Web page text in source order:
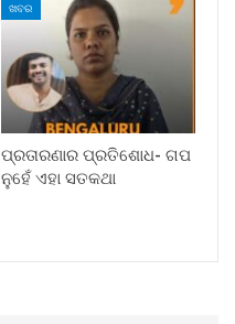
ଖବର
ପ୍ରତାରଣାର ପ୍ରତିଶୋଧ- ଗପ
ନୁହେଁ ଏହା ସତକଥା